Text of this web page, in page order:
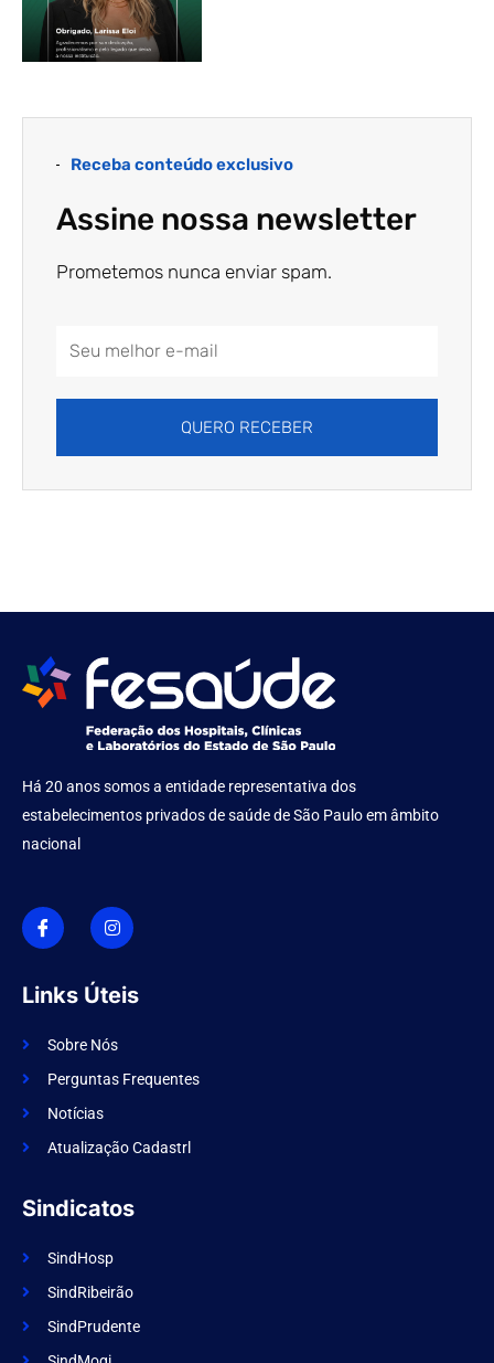
Receba conteúdo exclusivo
Assine nossa newsletter
Prometemos nunca enviar spam.
QUERO RECEBER
Há 20 anos somos a entidade representativa dos
estabelecimentos privados de saúde de São Paulo em âmbito
nacional
I
c
o
n
f
a
e
o
k
I
n
s
t
g
r
m
Links Úteis
Sobre Nós
Perguntas Frequentes
Notícias
Atualização Cadastrl
Sindicatos
SindHosp
SindRibeirão
SindPrudente